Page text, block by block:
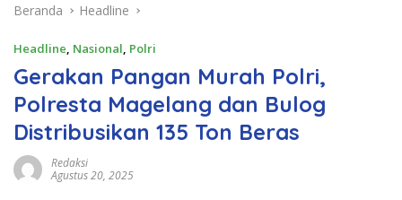
Beranda Headline
Headline, Nasional, Polri
Gerakan Pangan Murah Polri,
Polresta Magelang dan Bulog
Distribusikan 135 Ton Beras
Redaksi
Agustus 20, 2025